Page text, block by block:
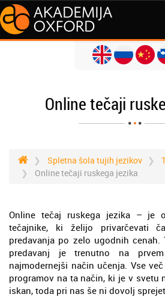
Online tečaji
Spletna šola tujih jezikov
Online tečaji ruskega jezika
Online tečaj ruskega jezika – je
tečajnike, ki želijo privarčevati
predavanja po zelo ugodnih cenah.
predavanj je trenutno na
najmodernejši način učenja. Vse
programov na ta način, ki je v svetu
iskan, toda pri nas še ni dovolj